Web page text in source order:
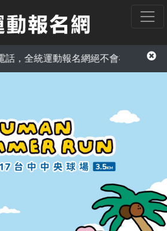
全統運動報名網絕不會在電話中以